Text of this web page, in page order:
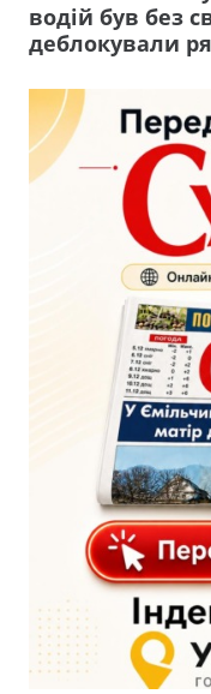
водій був без
деблокували